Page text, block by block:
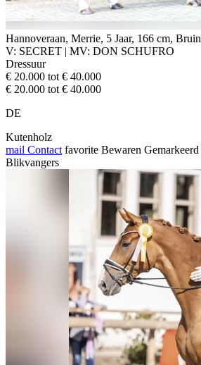
Hannoveraan, Merrie, 5 Jaar, 166 cm, Bruin
V: SECRET | MV: DON SCHUFRO
Dressuur
€ 20.000 tot € 40.000
€ 20.000 tot € 40.000
DE
Kutenholz
mail Contact favorite Bewaren Gemarkeerd
Blikvangers